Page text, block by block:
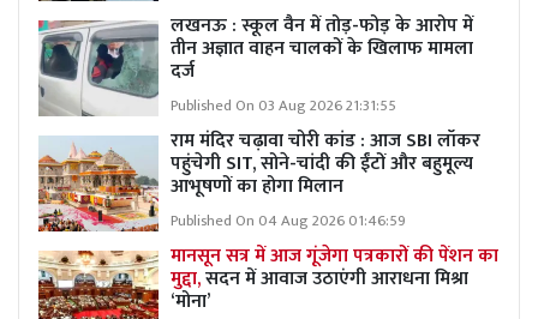
लखनऊ : स्कूल वैन में तोड़-फोड़ के आरोप में
तीन अज्ञात वाहन चालकों के खिलाफ मामला
दर्ज
Published On 03 Aug 2026 21:31:55
राम मंदिर चढ़ावा चोरी कांड : आज SBI लॉकर
पहुंचेगी SIT, सोने-चांदी की ईंटों और बहुमूल्य
आभूषणों का होगा मिलान
Published On 04 Aug 2026 01:46:59
मानसून सत्र में आज गूंजेगा पत्रकारों की पेंशन का
मुद्दा,सदन में आवाज उठाएंगी आराधना मिश्रा
‘मोना’